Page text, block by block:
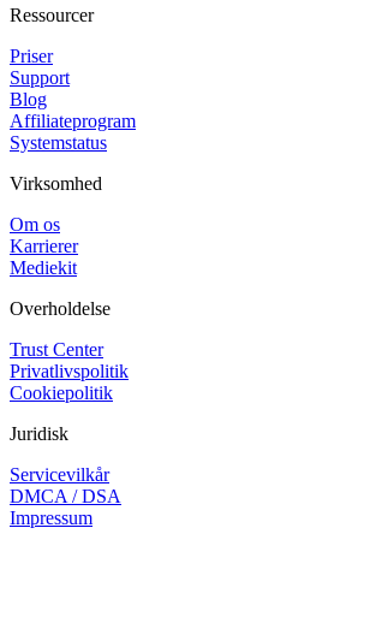
Ressourcer
Priser
Support
Blog
Affiliateprogram
Systemstatus
Virksomhed
Om os
Karrierer
Mediekit
Overholdelse
Trust Center
Privatlivspolitik
Cookiepolitik
Juridisk
Servicevilkår
DMCA / DSA
Impressum